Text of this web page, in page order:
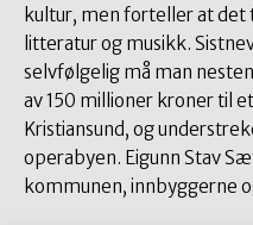
kultur, men forteller at det
litteratur og musikk.
selvfølgelig må man
av 150 millioner kroner til
Kristiansund, og
operabyen. Eigunn Stav
kommunen, innbyggerne